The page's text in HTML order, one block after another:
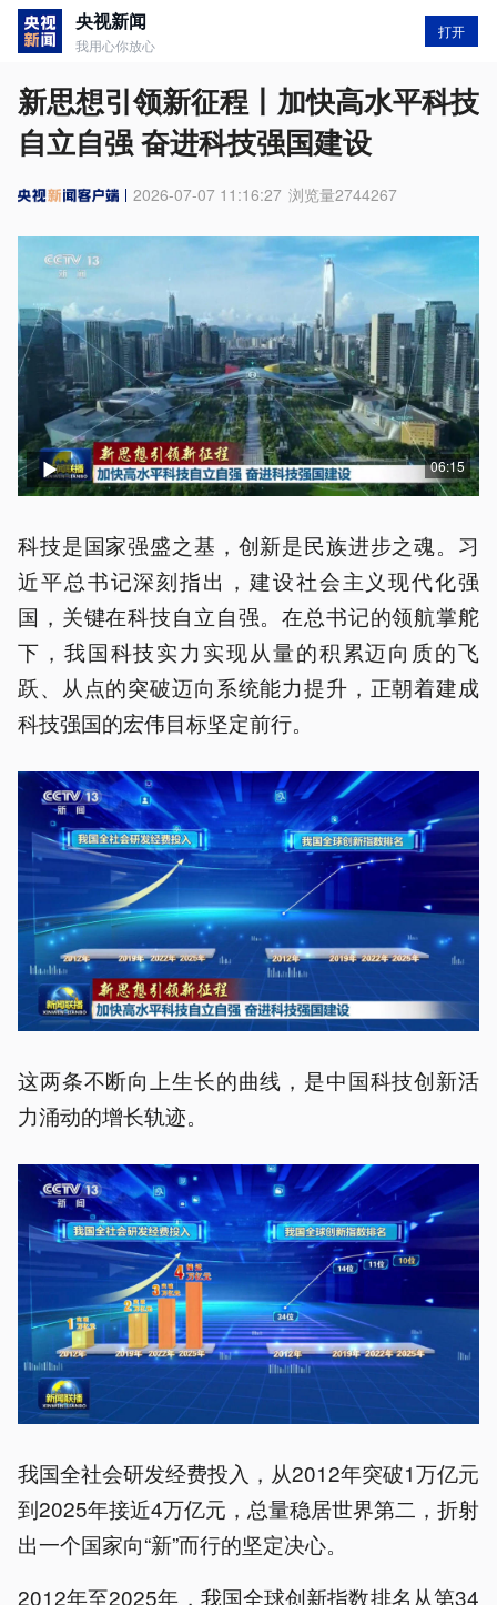
央视新闻
我用心你放心
打开
新思想引领新征程丨加快高水平科技
自立自强 奋进科技强国建设
2026-07-07 11:16:27 浏览量2744267
06:15
科技是国家强盛之基，创新是民族进步之魂。习
近平总书记深刻指出，建设社会主义现代化强
国，关键在科技自立自强。在总书记的领航掌舵
下，我国科技实力实现从量的积累迈向质的飞
跃、从点的突破迈向系统能力提升，正朝着建成
科技强国的宏伟目标坚定前行。
这两条不断向上生长的曲线，是中国科技创新活
力涌动的增长轨迹。
我国全社会研发经费投入，从2012年突破1万亿元
到2025年接近4万亿元，总量稳居世界第二，折射
出一个国家向“新”而行的坚定决心。
2012年至2025年，我国全球创新指数排名从第34